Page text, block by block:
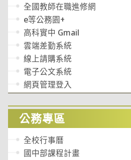
全國教師在職進修網
e等公務園+
高科實中 Gmail
雲端差勤系統
線上請購系統
電子公文系統
網頁管理登入
公務專區
全校行事曆
國中部課程計畫